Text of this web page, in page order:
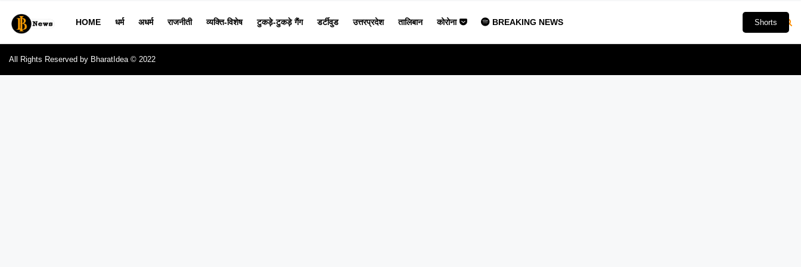
Shorts
HOME धर्म अधर्म राजनीती व्यक्ति-विशेष टुकड़े-टुकड़े गैंग डर्टीवुड उत्तरप्रदेश तालिबान कोरोना BREAKING NEWS
All Rights Reserved by BharatIdea © 2022